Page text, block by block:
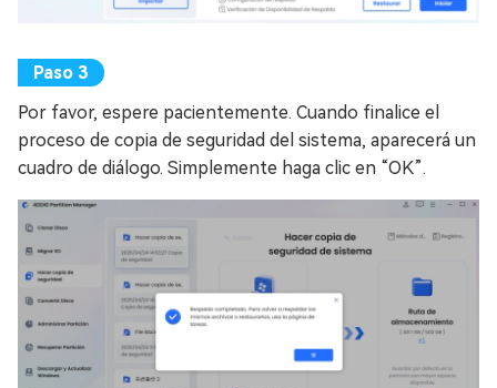
Por favor, espere pacientemente. Cuando finalice el
proceso de copia de seguridad del sistema, aparecerá un
cuadro de diálogo. Simplemente haga clic en “OK”.